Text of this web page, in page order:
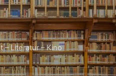
– Literatur – Kino